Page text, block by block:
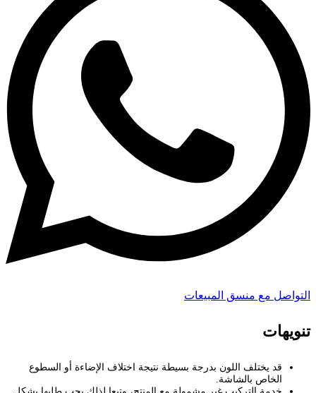
التواصل مع منسق المبيعات
تنويهات
قد يختلف اللون بدرجة بسيطة نتيجة اختلاف الإضاءة أو السطوع
الخاص بالشاشة.